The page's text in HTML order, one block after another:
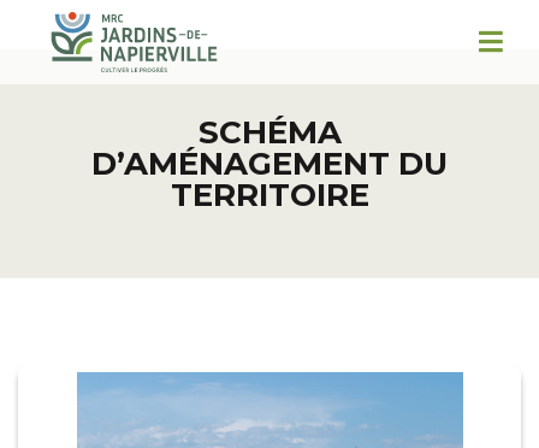
SCHÉMA
D’AMÉNAGEMENT DU
TERRITOIRE